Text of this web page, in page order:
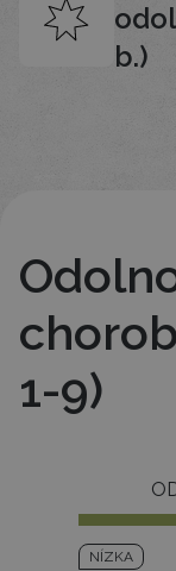
b.)
1-9)
NÍZKA